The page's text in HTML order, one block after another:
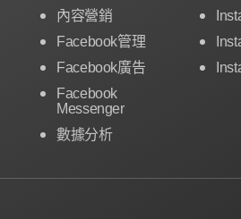
內容營銷
Facebook管理
Facebook廣告
Facebook
Messenger
數據分析